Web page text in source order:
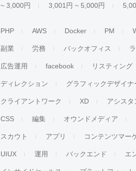
~ 3,000円 3,001円 ~ 5,000円
PHP AWS Docker PM
副業 労務 バックオフィス
広告運用 facebook リスティング
ディレクション グラフィックデザイナ
クライアントワーク XD アシスタ
CSS 編集 オウンドメディア
スカウト アプリ コンテンツマー
UIUX 運用 バックエンド エ